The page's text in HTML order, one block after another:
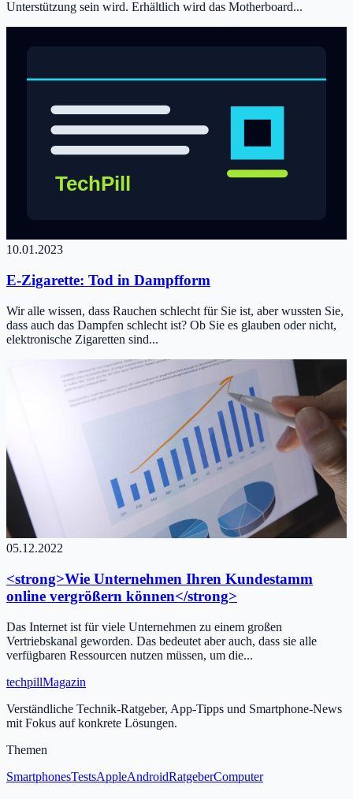
Unterstützung sein wird. Erhältlich wird das Motherboard...
10.01.2023
E-Zigarette: Tod in Dampfform
Wir alle wissen, dass Rauchen schlecht für Sie ist, aber wussten Sie,
dass auch das Dampfen schlecht ist? Ob Sie es glauben oder nicht,
elektronische Zigaretten sind...
05.12.2022
<strong>Wie Unternehmen Ihren Kundestamm
online vergrößern können</strong>
Das Internet ist für viele Unternehmen zu einem großen
Vertriebskanal geworden. Das bedeutet aber auch, dass sie alle
verfügbaren Ressourcen nutzen müssen, um die...
techpillMagazin
Verständliche Technik-Ratgeber, App-Tipps und Smartphone-News
mit Fokus auf konkrete Lösungen.
Themen
SmartphonesTestsAppleAndroidRatgeberComputer